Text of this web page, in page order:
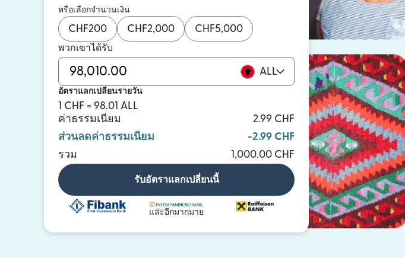
หรือเลือกจำนวนเงิน
CHF200 CHF2,000 CHF5,000
พวกเขาได้รับ
ALL
อัตราแลกเปลี่ยนรายวัน
1 CHF = 98.01 ALL
ค่าธรรมเนียม
2.99 CHF
ส่วนลดค่าธรรมเนียม
-2.99 CHF
รวม
1,000.00 CHF
รับอัตราแลกเปลี่ยนนี้
และอีกมากมาย